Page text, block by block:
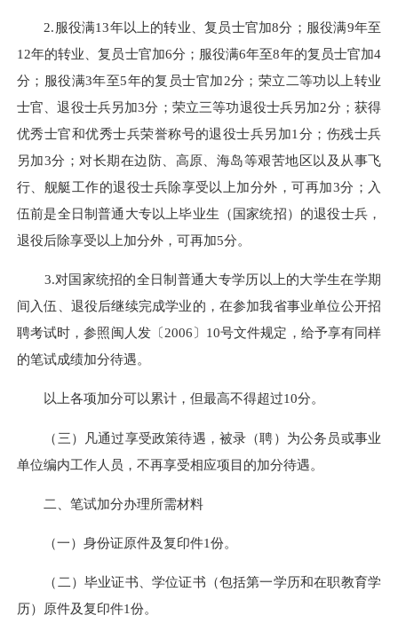
2.服役满13年以上的转业、复员士官加8分；服役满9年至
12年的转业、复员士官加6分；服役满6年至8年的复员士官加4
分；服役满3年至5年的复员士官加2分；荣立二等功以上转业
士官、退役士兵另加3分；荣立三等功退役士兵另加2分；获得
优秀士官和优秀士兵荣誉称号的退役士兵另加1分；伤残士兵
另加3分；对长期在边防、高原、海岛等艰苦地区以及从事飞
行、舰艇工作的退役士兵除享受以上加分外，可再加3分；入
伍前是全日制普通大专以上毕业生（国家统招）的退役士兵，
退役后除享受以上加分外，可再加5分。
3.对国家统招的全日制普通大专学历以上的大学生在学期
间入伍、退役后继续完成学业的，在参加我省事业单位公开招
聘考试时，参照闽人发〔2006〕10号文件规定，给予享有同样
的笔试成绩加分待遇。
以上各项加分可以累计，但最高不得超过10分。
（三）凡通过享受政策待遇，被录（聘）为公务员或事业
单位编内工作人员，不再享受相应项目的加分待遇。
二、笔试加分办理所需材料
（一）身份证原件及复印件1份。
（二）毕业证书、学位证书（包括第一学历和在职教育学
历）原件及复印件1份。